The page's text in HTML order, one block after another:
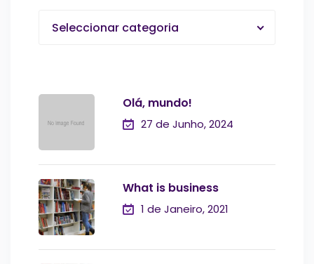
Seleccionar categoria
Olá, mundo!
27 de Junho, 2024
What is business
1 de Janeiro, 2021